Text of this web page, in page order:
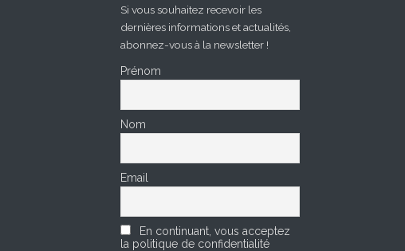
Si vous souhaitez recevoir les
dernières informations et actualités,
abonnez-vous à la newsletter !
Prénom
Nom
Email
En continuant, vous acceptez
la politique de confidentialité